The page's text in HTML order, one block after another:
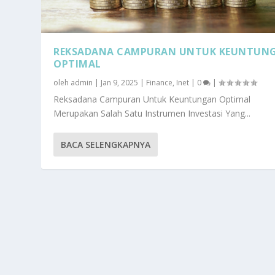
REKSADANA CAMPURAN UNTUK
OPTIMAL
oleh admin | Jan 9, 2025 | Finance, Inet | 0 |
Reksadana Campuran Untuk Keuntungan Optimal
Merupakan Salah Satu Instrumen Investasi Yang...
BACA SELENGKAPNYA